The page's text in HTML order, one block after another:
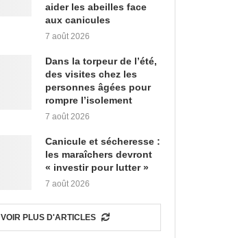
aider les abeilles face
aux canicules
7 août 2026
Dans la torpeur de l’été,
des visites chez les
personnes âgées pour
rompre l’isolement
7 août 2026
Canicule et sécheresse :
les maraîchers devront
« investir pour lutter »
7 août 2026
VOIR PLUS D'ARTICLES